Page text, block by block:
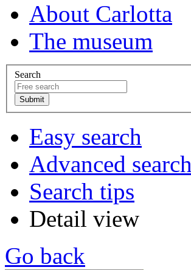
About Carlotta
The museum
Search
Easy search
Advanced search
Search tips
Detail view
Go back